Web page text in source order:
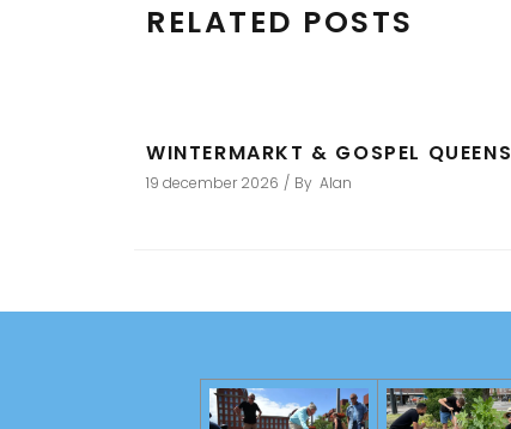
RELATED POSTS
WINTERMARKT & GOSPEL QUEENS
19 december 2026 By Alan